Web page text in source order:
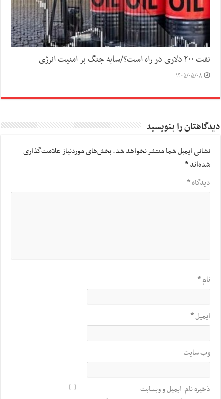
نفت ۲۰۰ دلاری در راه است؟/سایه جنگ بر امنیت انرژی
۱۴۰۵/۰۵/۰۸
دیدگاهتان را بنویسید
نشانی ایمیل شما منتشر نخواهد شد.بخش‌های موردنیاز علامت‌گذاری
شده‌اند*
دیدگاه*
نام*
ایمیل*
وب‌ سایت
ذخیره نام، ایمیل و وبسایت